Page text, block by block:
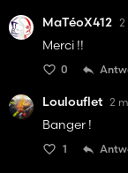
MaTéoX412 2
Merci !!
0
Loulouflet 2
Banger !
1